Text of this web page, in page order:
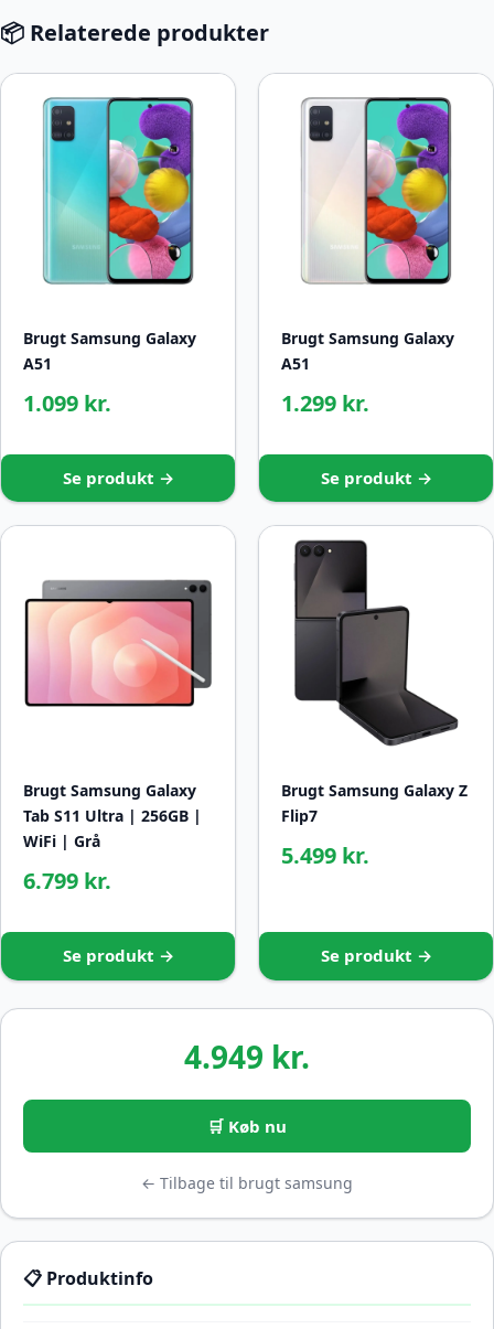
📦 Relaterede produkter
Brugt Samsung Galaxy
A51
1.099 kr.
Se produkt →
Brugt Samsung Galaxy
A51
1.299 kr.
Se produkt →
Brugt Samsung Galaxy
Tab S11 Ultra | 256GB |
WiFi | Grå
6.799 kr.
Se produkt →
Brugt Samsung Galaxy Z
Flip7
5.499 kr.
Se produkt →
4.949 kr.
🛒 Køb nu
← Tilbage til brugt samsung
📋 Produktinfo